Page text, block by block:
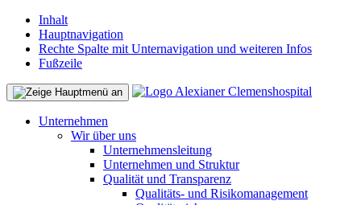
Inhalt
Hauptnavigation
Rechte Spalte mit Unternavigation und weiteren Infos
Fußzeile
Unternehmen
Wir über uns
Unternehmensleitung
Unternehmen und Struktur
Qualität und Transparenz
Qualitäts- und Risikomanagement